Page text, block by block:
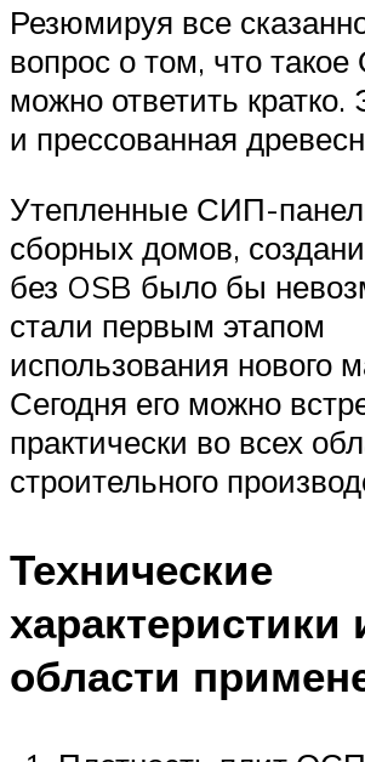
Резюмируя все
вопрос о том, что
можно ответить кратко.
и прессованная
Утепленные СИП-
сборных домов,
без OSB было бы
стали первым этапом
использования нового
Сегодня его можно
практически во всех
строительного
Технические
характеристики
области